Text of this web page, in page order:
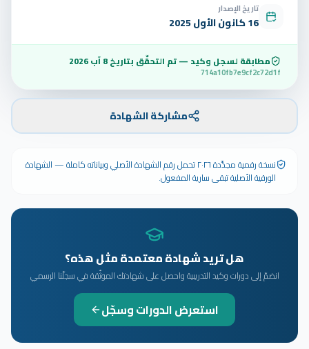
تاريخ الإصدار
16 كانون الأول 2025
مطابقة لسجل وكيد — تم التحقّق بتاريخ8 آب 2026
714a10fb7e9cf2c72d1f
مشاركة الشهادة
نسخة رقمية مجدَّدة ٢٠٢٦ تحمل رقم الشهادة الأصلي وبياناته كاملة — الشهادة
الورقية الأصلية تبقى سارية المفعول.
هل تريد شهادة معتمدة مثل هذه؟
انضمّ إلى دورات وكيد التدريبية واحصل على شهادتك الموثّقة في سجلّنا الرسمي
استعرض الدورات وسجّل